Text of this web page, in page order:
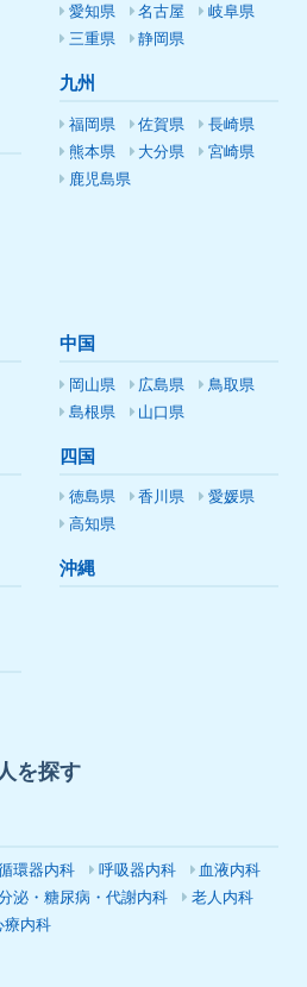
愛知県 名古屋
岐阜県
三重県
静岡県
九州
福岡県 佐賀県
長崎県
熊本県
大分県
宮崎県
鹿児島県
中国
岡山県 広島県
鳥取県
島根県
山口県
四国
徳島県 香川県
愛媛県
高知県
沖縄
を探す
環器内科 呼吸器内科
血液内科
泌・糖尿病・代謝内科
老人内科
療内科